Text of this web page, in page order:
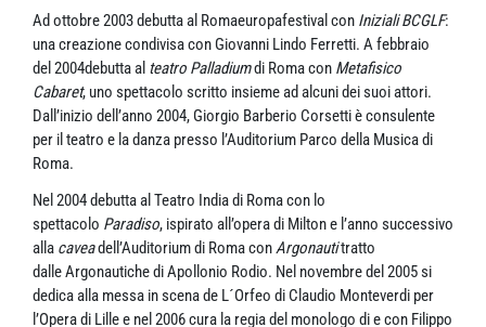
Ad ottobre 2003 debutta al Romaeuropafestival con Iniziali BCGLF:
una creazione condivisa con Giovanni Lindo Ferretti. A febbraio
del 2004debutta al teatro Palladiumdi Roma con Metafisico
Cabaret, uno spettacolo scritto insieme ad alcuni dei suoi attori.
Dall’inizio dell’anno 2004, Giorgio Barberio Corsetti è consulente
per il teatro e la danza presso l’Auditorium Parco della Musica di
Roma.
Nel 2004 debutta al Teatro India di Roma con lo
spettacolo Paradiso, ispirato all’opera di Milton e l’anno successivo
alla caveadell’Auditorium di Roma conArgonautitratto
dalle Argonautiche di Apollonio Rodio. Nel novembre del 2005 si
dedica alla messa in scena de L´Orfeo di Claudio Monteverdi per
l’Opera di Lille e nel 2006 cura la regia del monologo di e con Filippo